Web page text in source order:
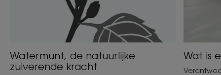
Watermunt, de natuurlijke
zuiverende kracht
Wat is